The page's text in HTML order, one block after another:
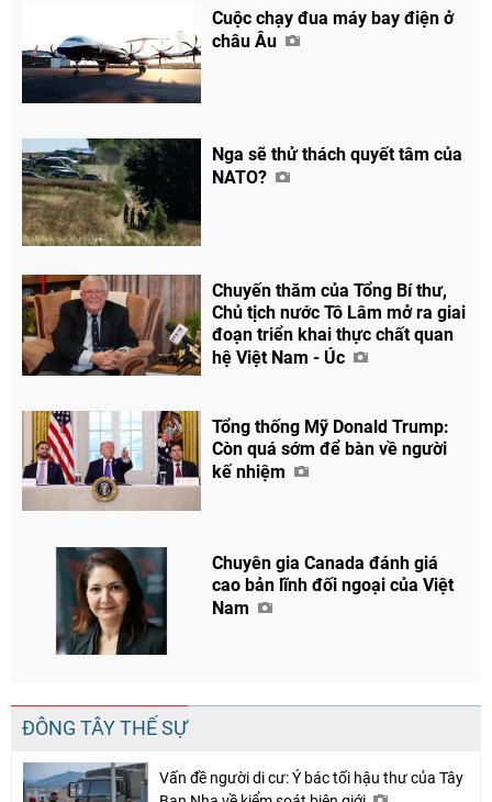
Facebook
Cuộc chạy đua máy bay điện ở
châu Âu
Nga sẽ thử thách quyết tâm của
NATO?
Chuyến thăm của Tổng Bí thư,
Chủ tịch nước Tô Lâm mở ra giai
đoạn triển khai thực chất quan
hệ Việt Nam - Úc
Tổng thống Mỹ Donald Trump:
Còn quá sớm để bàn về người
kế nhiệm
Chuyên gia Canada đánh giá
cao bản lĩnh đối ngoại của Việt
Nam
ĐÔNG TÂY THẾ SỰ
Vấn đề người di cư: Ý bác tối hậu thư của Tây